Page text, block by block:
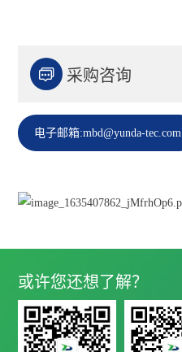
 采购咨询
电子邮箱:mbd@yunda-tec.com
或许您还想了解？